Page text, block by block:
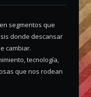
segmentos que
donde descansar
cambiar.
tecnología,
que nos rodean